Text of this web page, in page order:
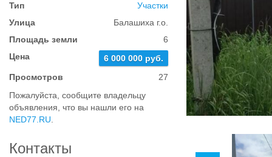
Тип
Участки
Улица
Балашиха г.о.
Площадь земли
6
Цена
6 000 000 руб.
Просмотров
27
Пожалуйста, сообщите владельцу
объявления, что вы нашли его на
NED77.RU
Контакты